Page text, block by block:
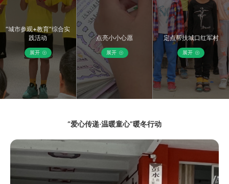
“城市参观+教育”综合实
践活动
展开
点亮小小心愿
展开
定点帮扶城口红军村
展开
“爱心传递·温暖童心”暖冬行动